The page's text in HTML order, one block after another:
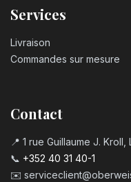
Services
Livraison
Commandes sur mesure
Contact
📍 1 rue Guillaume J.
📞 +352 40 31 40-1
✉️